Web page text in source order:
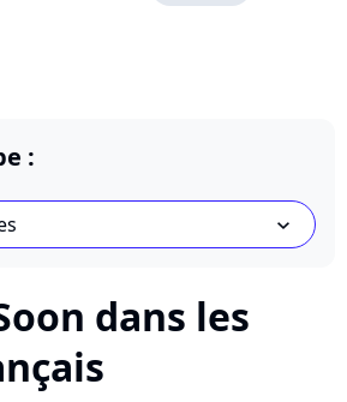
:
chevron_bot
dans les